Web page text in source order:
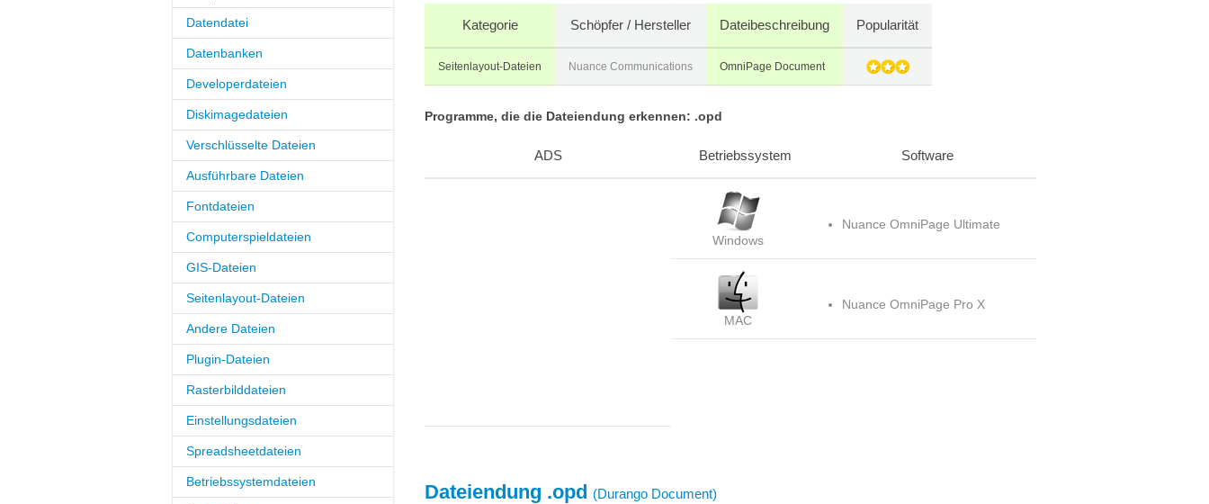
Datendatei
Datenbanken
Developerdateien
Diskimagedateien
Verschlüsselte Dateien
Ausführbare Dateien
Fontdateien
Computerspieldateien
GIS-Dateien
Seitenlayout-Dateien
Andere Dateien
Plugin-Dateien
Rasterbilddateien
Einstellungsdateien
Spreadsheetdateien
Betriebssystemdateien
Kategorie Schöpfer / Hersteller Dateibeschreibung Popularität
Seitenlayout-Dateien Nuance Communications OmniPage Document
Programme, die die Dateiendung erkennen: .opd
ADS Betriebssystem Software
Windows
Nuance OmniPage Ultimate
MAC
Nuance OmniPage Pro X
Dateiendung .opd (Durango Document)